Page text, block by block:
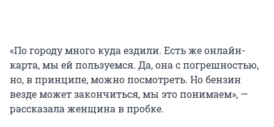
«По городу много куда ездили. Есть же онлайн-
карта, мы ей пользуемся. Да, она с погрешностью,
но, в принципе, можно посмотреть. Но бензин
везде может закончиться, мы это понимаем», —
рассказала женщина в пробке.